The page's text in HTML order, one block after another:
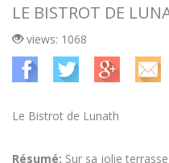
LE BISTROT DE
views: 1068
Le Bistrot de Lunath
Résumé: Sur sa jolie